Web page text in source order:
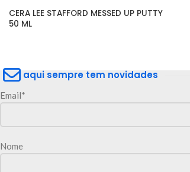
CERA LEE STAFFORD MESSED UP PUTTY
50 ML
aqui sempre tem novidades
Email*
Nome